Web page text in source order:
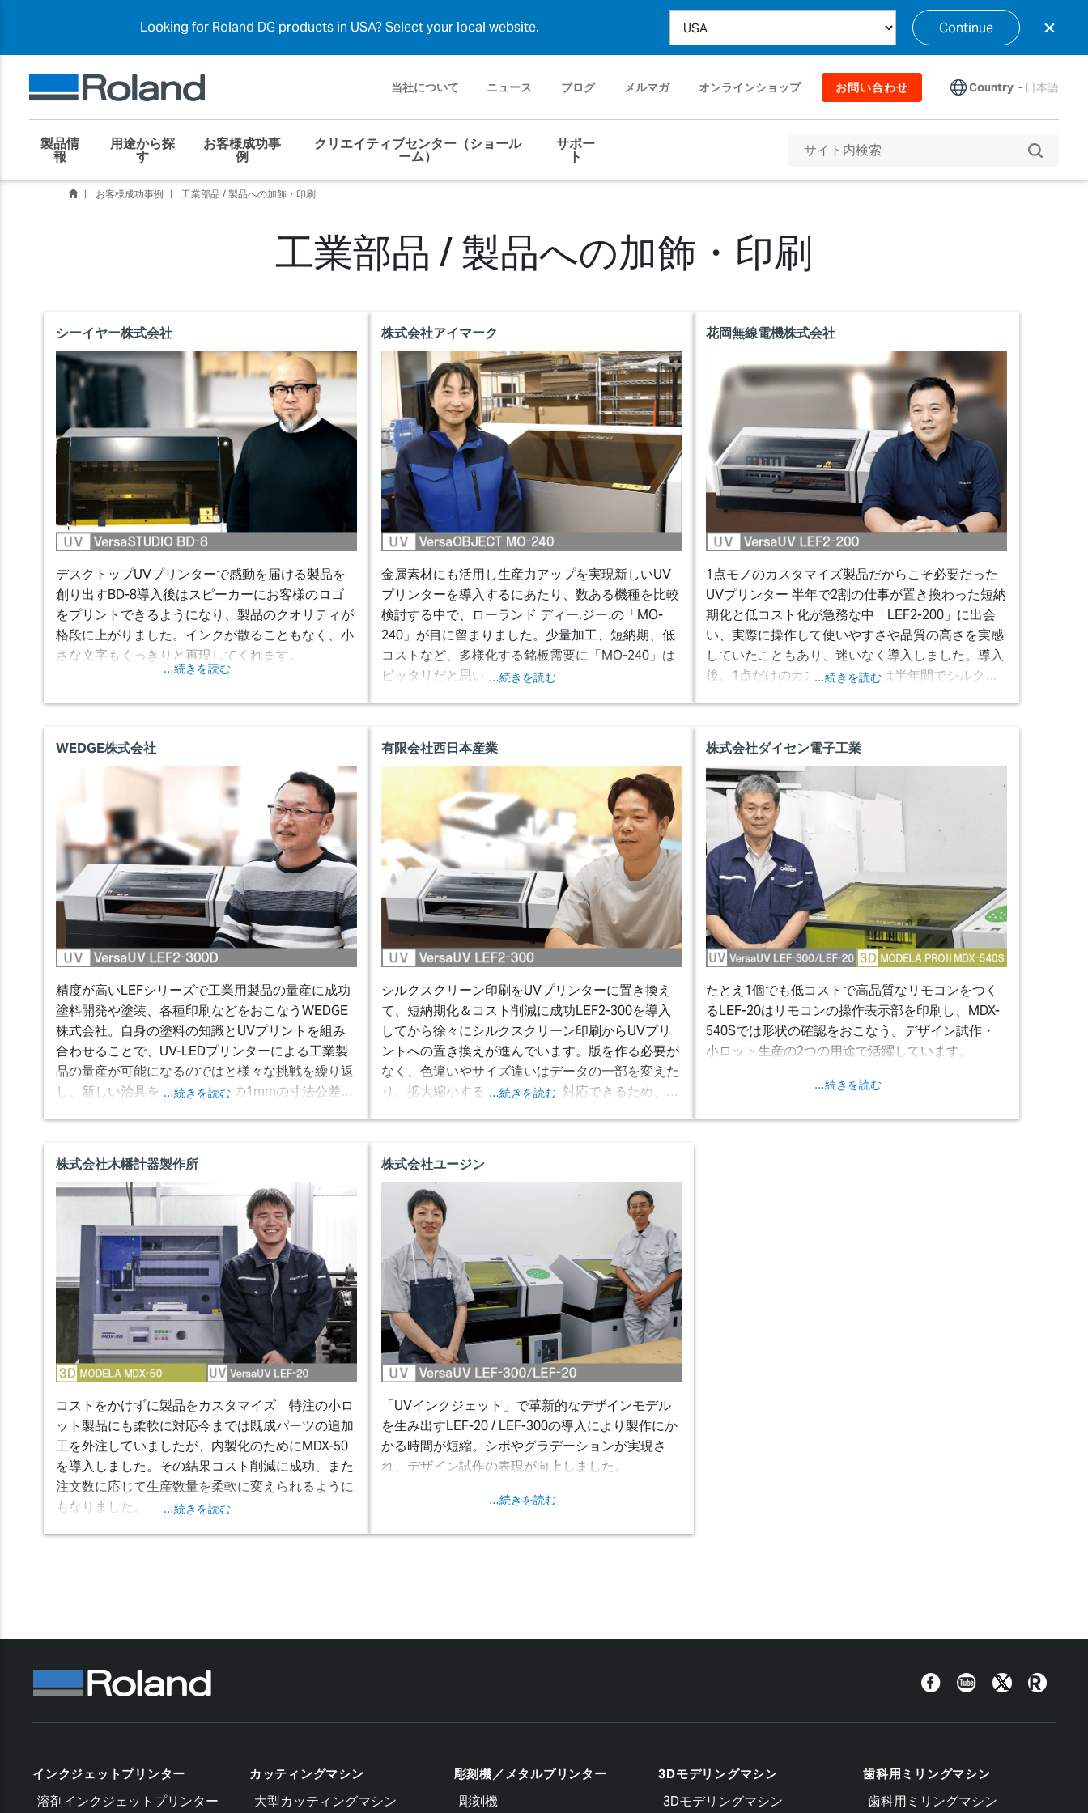
Looking for Roland DG products in USA? Select your local website. Continue ×
当社について ニュース ブログ メルマガ オンラインショップ お問い合わせ Country - 日本語
製品情
報
用途から探
す
お客様成功事
例
クリエイティブセンター（ショール
ーム）
サポー
ト
お客様成功事例 工業部品 / 製品への加飾・印刷
工業部品 / 製品への加飾・印刷
シーイヤー株式会社
デスクトップUVプリンターで感動を届ける製品を
創り出すBD-8導入後はスピーカーにお客様のロゴ
をプリントできるようになり、製品のクオリティが
格段に上がりました。インクが散ることもなく、小
さな文字もくっきりと再現してくれます。
…続きを読む
株式会社アイマーク
金属素材にも活用し生産力アップを実現新しいUV
プリンターを導入するにあたり、数ある機種を比較
検討する中で、ローランド ディー.ジー.の「MO-
240」が目に留まりました。少量加工、短納期、低
コストなど、多様化する銘板需要に「MO-240」は
ピッタリだと思いました。
…続きを読む
花岡無線電機株式会社
1点モノのカスタマイズ製品だからこそ必要だった
UVプリンター 半年で2割の仕事が置き換わった短納
期化と低コスト化が急務な中「LEF2-200」に出会
い、実際に操作して使いやすさや品質の高さを実感
していたこともあり、迷いなく導入しました。導入
後、1点だけのカスタマイズ品は半年間でシルク印
…続きを読む
WEDGE株式会社
精度が高いLEFシリーズで工業用製品の量産に成功
塗料開発や塗装、各種印刷などをおこなうWEDGE
株式会社。自身の塗料の知識とUVプリントを組み
合わせることで、UV-LEDプリンターによる工業製
品の量産が可能になるのではと様々な挑戦を繰り返
し、新しい治具を開発。100分の1mmの寸法公差で
…続きを読む
有限会社西日本産業
シルクスクリーン印刷をUVプリンターに置き換え
て、短納期化＆コスト削減に成功LEF2-300を導入
してから徐々にシルクスクリーン印刷からUVプリ
ントへの置き換えが進んでいます。版を作る必要が
なく、色違いやサイズ違いはデータの一部を変えた
り、拡大縮小するだけで簡単に対応できるため、シ
…続きを読む
株式会社ダイセン電子工業
たとえ1個でも低コストで高品質なリモコンをつく
るLEF-20はリモコンの操作表示部を印刷し、MDX-
540Sでは形状の確認をおこなう。デザイン試作・
小ロット生産の2つの用途で活躍しています。
…続きを読む
株式会社木幡計器製作所
コストをかけずに製品をカスタマイズ 特注の小ロ
ット製品にも柔軟に対応今までは既成パーツの追加
工を外注していましたが、内製化のためにMDX-50
を導入しました。その結果コスト削減に成功、また
注文数に応じて生産数量を柔軟に変えられるように
もなりました。
…続きを読む
株式会社ユージン
「UVインクジェット」で革新的なデザインモデル
を生み出すLEF-20 / LEF-300の導入により製作にか
かる時間が短縮。シボやグラデーションが実現さ
れ、デザイン試作の表現が向上しました。
…続きを読む
FacebookYouTubeTwitterRoland
インクジェットプリンター
溶剤インクジェットプリンター
カッティングマシン
大型カッティングマシン
彫刻機／メタルプリンター
彫刻機
3Dモデリングマシン
3Dモデリングマシン
歯科用ミリングマシン
歯科用ミリングマシン